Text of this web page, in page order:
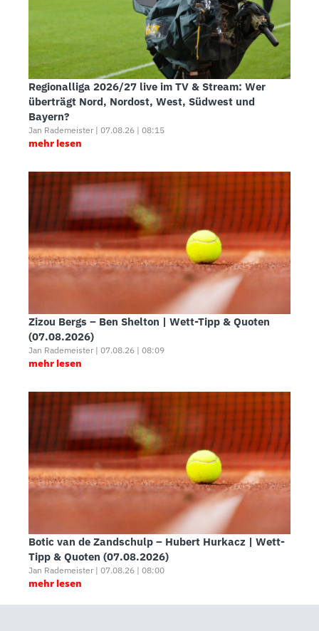
Regionalliga 2026/27 live im TV & Stream: Wer
überträgt Nord, Nordost, West, Südwest und
Bayern?
Jan Rademeister | 07.08.26 | 08:15
mehr lesen
Zizou Bergs – Ben Shelton | Wett-Tipp & Quoten
(07.08.2026)
Jan Rademeister | 07.08.26 | 08:09
mehr lesen
Botic van de Zandschulp – Hubert Hurkacz | Wett-
Tipp & Quoten (07.08.2026)
Jan Rademeister | 07.08.26 | 08:00
mehr lesen